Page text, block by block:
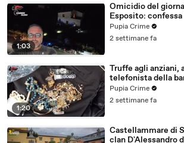
1:03
Omicidio del
Esposito:
26enne tunisino
Pupia Crime
2 settimane fa
1:20
Truffe agli anziani,
telefonista della
Aversa, oltre
stimato (24.07.26)
Pupia Crime
2 settimane fa
Castellammare di
clan D'Alessandro